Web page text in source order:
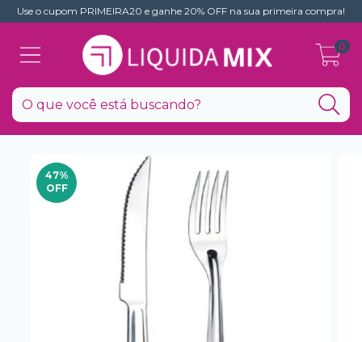
Use o cupom PRIMEIRA20 e ganhe 20% OFF na sua primeira compra!
0
47%
OFF